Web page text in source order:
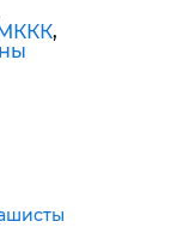
,